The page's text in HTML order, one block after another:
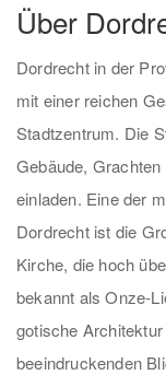
Über
Dordrecht in der
mit einer reichen
Stadtzentrum. Die
Gebäude,
einladen. Eine der
Dordrecht ist die
Kirche, die hoch
bekannt als Onze-
gotische
beeindruckenden